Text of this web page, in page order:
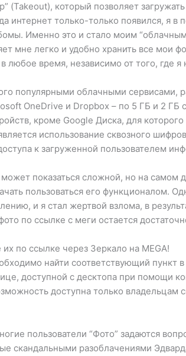
(Takeout), который позволяет
только-только появился, я в
Именно это и стало моим
мне легко и удобно хранить все мои
время, независимо от того, где я
популярными облачными сервисами,
OneDrive и Dropbox – по 5 ГБ и 2 ГБ
кроме Google Диска, для
использование сквозного
к загруженной пользователем
показаться сложной, но на самом
пользоваться его функционалом.
и я стал жертвой взлома, в
по ссылке с меги остается
по ссылке через Зеркало на MEGA!
найти соответствующий пункт
доступной с десктопа при помощи
доступна только
пользователи “Фото” задаются
скандальными разоблачениями